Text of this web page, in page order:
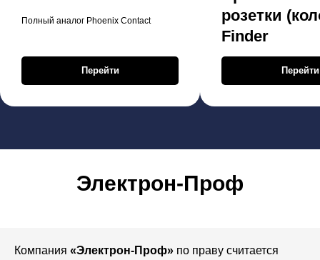
Полный аналог Phoenix Contact
Перейти
розетки
Finder
Перейти
Электрон-Проф
Компания «Электрон-Проф» по праву считается